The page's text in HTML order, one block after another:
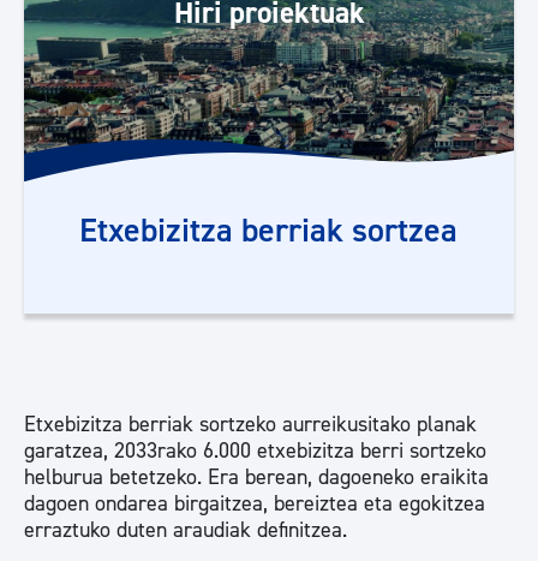
Hiri proiektuak
Etxebizitza berriak sortzea
Etxebizitza berriak sortzeko aurreikusitako planak
garatzea, 2033rako 6.000 etxebizitza berri sortzeko
helburua betetzeko. Era berean, dagoeneko eraikita
dagoen ondarea birgaitzea, bereiztea eta egokitzea
erraztuko duten araudiak definitzea.